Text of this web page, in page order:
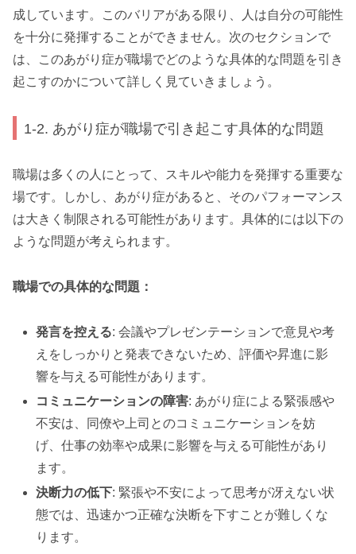
成しています。このバリアがある限り、人は自分の可能性
を十分に発揮することができません。次のセクションで
は、このあがり症が職場でどのような具体的な問題を引き
起こすのかについて詳しく見ていきましょう。
1-2. あがり症が職場で引き起こす具体的な問題
職場は多くの人にとって、スキルや能力を発揮する重要な
場です。しかし、あがり症があると、そのパフォーマンス
は大きく制限される可能性があります。具体的には以下の
ような問題が考えられます。
職場での具体的な問題：
発言を控える: 会議やプレゼンテーションで意見や考
えをしっかりと発表できないため、評価や昇進に影
響を与える可能性があります。
コミュニケーションの障害: あがり症による緊張感や
不安は、同僚や上司とのコミュニケーションを妨
げ、仕事の効率や成果に影響を与える可能性があり
ます。
決断力の低下: 緊張や不安によって思考が冴えない状
態では、迅速かつ正確な決断を下すことが難しくな
ります。